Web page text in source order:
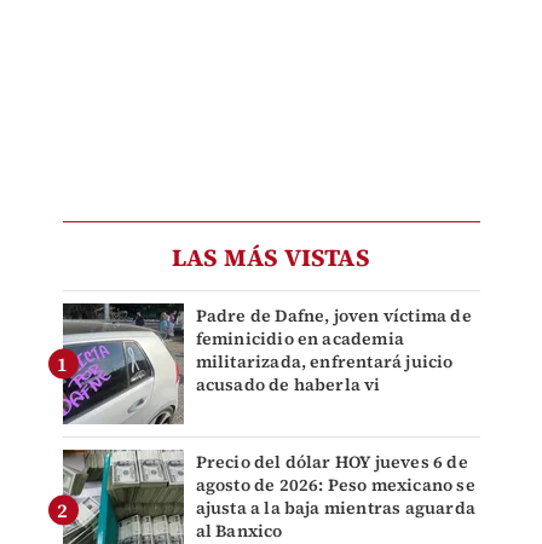
LAS MÁS VISTAS
Padre de Dafne, joven víctima de
feminicidio en academia
militarizada, enfrentará juicio
acusado de haberla vi
Precio del dólar HOY jueves 6 de
agosto de 2026: Peso mexicano se
ajusta a la baja mientras aguarda
al Banxico